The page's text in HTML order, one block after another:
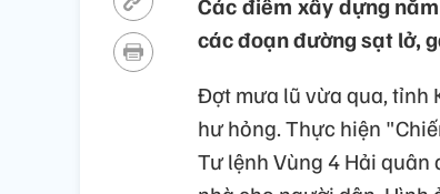
các đoạn đường sạt lở,
Đợt mưa lũ vừa qua, tỉnh
hư hỏng. Thực hiện
Tư lệnh Vùng 4 Hải quân